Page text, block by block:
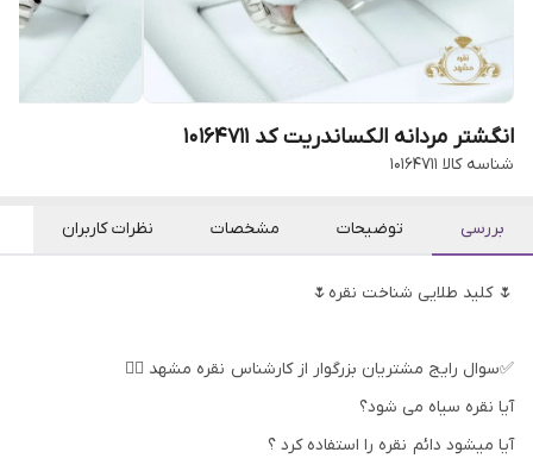
انگشتر مردانه الکساندریت کد 10164711
شناسه کالا 10164711
بررسی توضیحات مشخصات نظرات کاربران
🌷 کلید طلایی شناخت نقره🌷
✅سوال رایج مشتریان بزرگوار از کارشناس نقره مشهد 👇🏻
آیا نقره سیاه می شود؟
آیا میشود دائم نقره را استفاده کرد ؟